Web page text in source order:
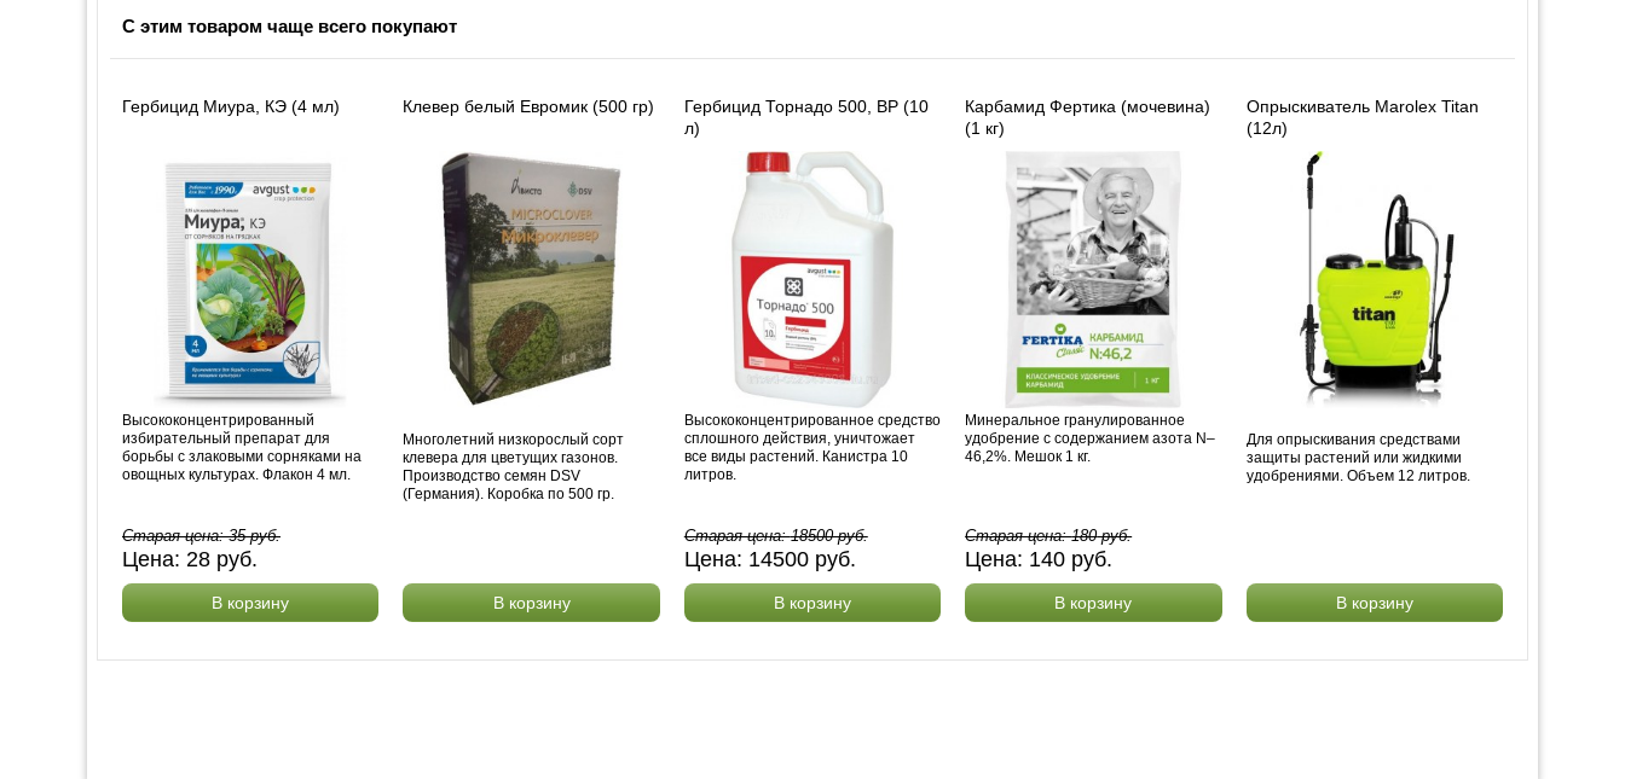
С этим товаром чаще всего покупают
Гербицид Миура, КЭ (4 мл)
Высококонцентрированный
избирательный препарат для
борьбы с злаковыми сорняками на
овощных культурах. Флакон 4 мл.
Старая цена:35руб.
Цена: 28 руб.
В корзину
Клевер белый Евромик (500 гр)
Многолетний низкорослый сорт
клевера для цветущих газонов.
Производство семян DSV
(Германия). Коробка по 500 гр.
В корзину
Гербицид Торнадо 500, ВР (10
л)
Высококонцентрированное средство
сплошного действия, уничтожает
все виды растений. Канистра 10
литров.
Старая цена:18500руб.
Цена: 14500руб.
В корзину
Карбамид Фертика (мочевина)
(1 кг)
Минеральное гранулированное
удобрение с содержанием азота N–
46,2%. Мешок 1 кг.
Старая цена:180руб.
Цена: 140 руб.
В корзину
Опрыскиватель Marolex Titan
(12л)
Для опрыскивания средствами
защиты растений или жидкими
удобрениями. Объем 12 литров.
В корзину